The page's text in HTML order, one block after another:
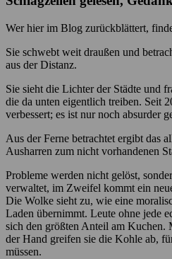
Wer hier im Blog zurückblättert,
Sie schwebt weit draußen und
aus der Distanz.
Sie sieht die Lichter der Städte und
die da unten eigentlich treiben. Seit
verbessert; es ist nur noch absurder
Aus der Ferne betrachtet ergibt das
Ausharren zum nicht vorhandenen
Probleme werden nicht gelöst,
verwaltet, im Zweifel kommt ein
Die Wolke sieht zu, wie eine
Laden übernimmt. Leute ohne jede
sich den größten Anteil am Kuchen.
der Hand greifen sie die Kohle ab,
müssen.